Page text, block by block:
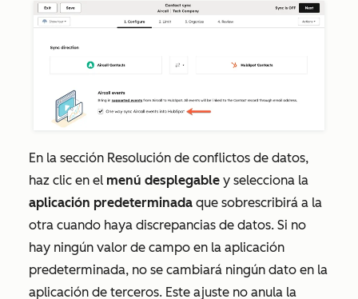
En la sección Resolución de conflictos de datos,
haz clic en el menú desplegable y selecciona la
aplicación predeterminada que sobrescribirá a la
otra cuando haya discrepancias de datos. Si no
hay ningún valor de campo en la aplicación
predeterminada, no se cambiará ningún dato en la
aplicación de terceros. Este ajuste no anula la